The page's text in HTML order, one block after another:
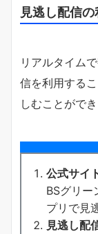
見逃し配信
リアルタイム
信を利用する
しむことができ
公式サイ
BSグリー
プリで見
見逃し配